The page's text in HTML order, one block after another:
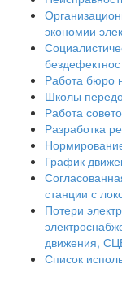
экономии
Работа бюро
Школы
Работа
Разработка
График
станции с
Потери
движения,
Список